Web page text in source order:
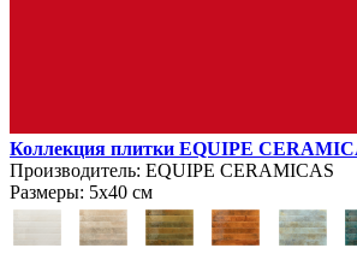
Коллекция плитки EQUIPE
Производитель: EQUIPE CERAMICAS
Размеры: 5х40 см